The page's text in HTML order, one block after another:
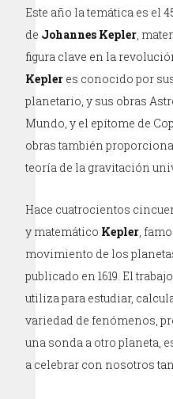
Este año la temática es el
de Johannes Kepler,
figura clave en la
Kepler es conocido por
planetario, y sus obras
Mundo, y el epítome de
obras también
teoría de la gravitación
Hace cuatrocientos
y matemático Kepler,
movimiento de los
publicado en 1619. El
utiliza para estudiar,
variedad de fenómenos,
una sonda a otro planeta,
a celebrar con nosotros